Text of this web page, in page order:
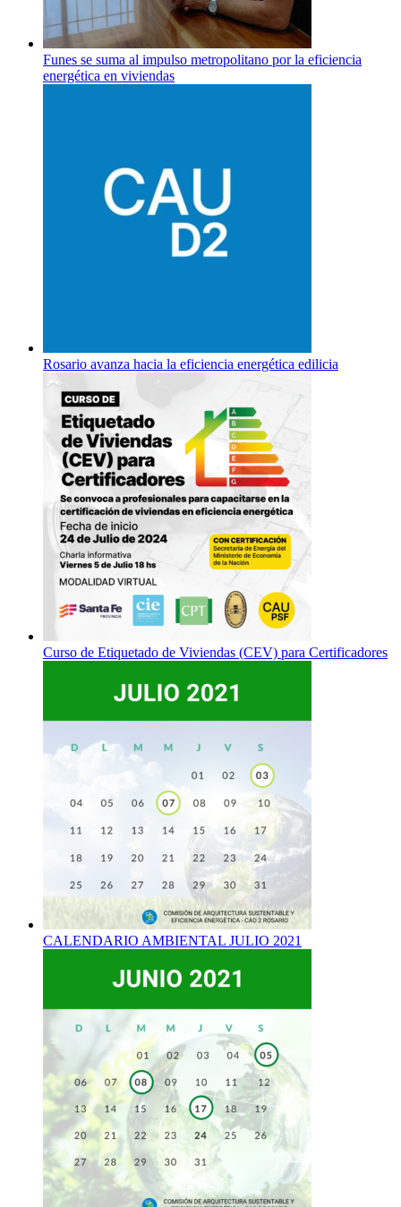
Funes se suma al impulso metropolitano por la eficiencia
energética en viviendas
Rosario avanza hacia la eficiencia energética edilicia
Curso de Etiquetado de Viviendas (CEV) para Certificadores
CALENDARIO AMBIENTAL JULIO 2021